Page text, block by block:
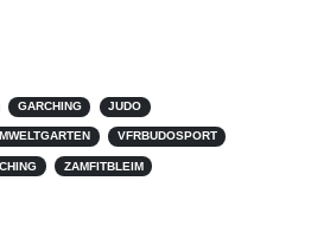
GARCHING JUDO
VFRBUDOSPORT
ZAMFITBLEIM